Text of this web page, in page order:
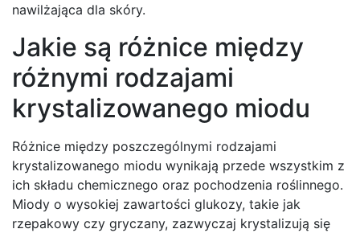
nawilżająca dla skóry.
Jakie są różnice między
różnymi rodzajami
krystalizowanego miodu
Różnice między poszczególnymi rodzajami
krystalizowanego miodu wynikają przede wszystkim z
ich składu chemicznego oraz pochodzenia roślinnego.
Miody o wysokiej zawartości glukozy, takie jak
rzepakowy czy gryczany, zazwyczaj krystalizują się